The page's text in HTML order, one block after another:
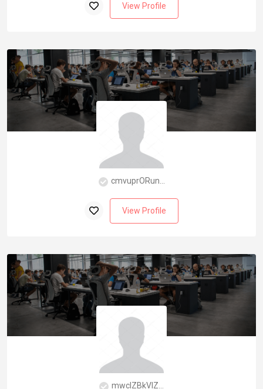
View Profile
cmvuprORun...
View Profile
mwcIZBkVlZ...